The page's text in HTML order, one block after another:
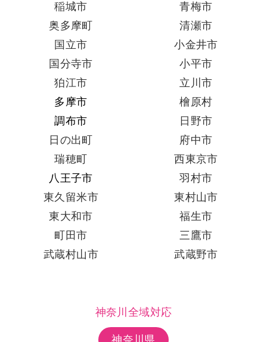
稲城市
青梅市
奥多摩町
清瀬市
国立市
小金井市
国分寺市
小平市
狛江市
立川市
多摩市
檜原村
調布市
日野市
日の出町
府中市
瑞穂町
西東京市
八王子市
羽村市
東久留米市
東村山市
東大和市
福生市
町田市
三鷹市
武蔵村山市
武蔵野市
神奈川全域対応